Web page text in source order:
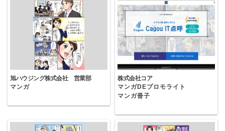
旭ハウジング株式会社 営業部
マンガ
株式会社コア
マンガDEプロモライト
マンガ冊子